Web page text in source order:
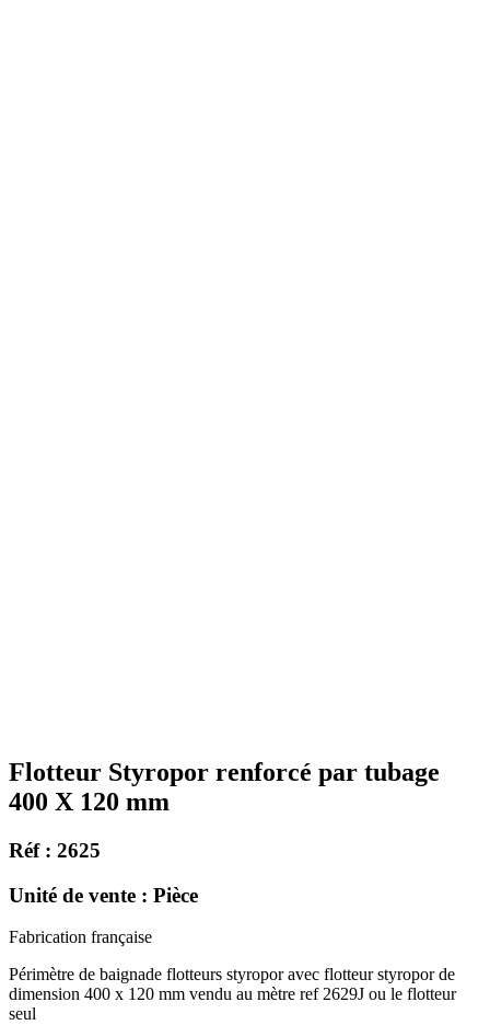
Flotteur Styropor renforcé par tubage
400 X 120 mm
Réf : 2625
Unité de vente : Pièce
Fabrication française
Périmètre de baignade flotteurs styropor avec flotteur styropor de
dimension 400 x 120 mm vendu au mètre ref 2629J ou le flotteur
seul